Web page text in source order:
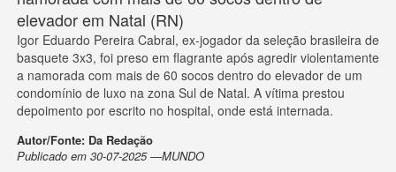
elevador em Natal (RN)
Igor Eduardo Pereira Cabral, ex-jogador da seleção brasileira de
basquete 3x3, foi preso em flagrante após agredir violentamente
a namorada com mais de 60 socos dentro do elevador de um
condomínio de luxo na zona Sul de Natal. A vítima prestou
depoimento por escrito no hospital, onde está internada.
Autor/Fonte: Da Redação
Publicado em 30-07-2025 —MUNDO